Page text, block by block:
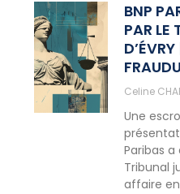
BNP
PAR LE
Celine
Une
Paribas
Tribunal
affaire